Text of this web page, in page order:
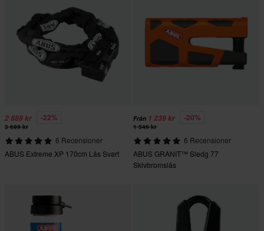
2 889 kr -22%
3 699 kr
6 Recensioner
ABUS Extreme XP 170cm Lås Svart
Från 1 239 kr -20%
1 549 kr
6 Recensioner
ABUS GRANIT™ Sledg 77
Skivbromslås